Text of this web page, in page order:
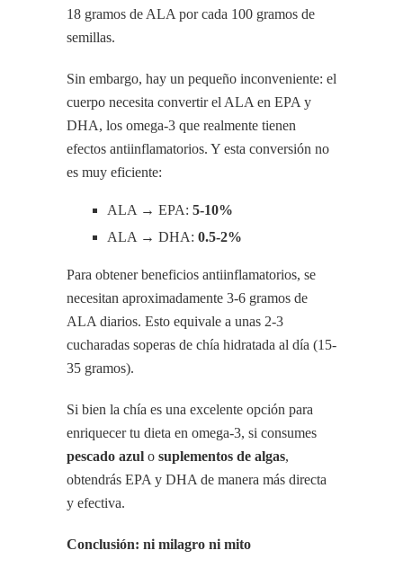
18 gramos de ALA por cada 100 gramos de
semillas.
Sin embargo, hay un pequeño inconveniente: el
cuerpo necesita convertir el ALA en EPA y
DHA, los omega-3 que realmente tienen
efectos antiinflamatorios. Y esta conversión no
es muy eficiente:
ALA → EPA: 5-10%
ALA → DHA: 0.5-2%
Para obtener beneficios antiinflamatorios, se
necesitan aproximadamente 3-6 gramos de
ALA diarios. Esto equivale a unas 2-3
cucharadas soperas de chía hidratada al día (15-
35 gramos).
Si bien la chía es una excelente opción para
enriquecer tu dieta en omega-3, si consumes
pescado azul o suplementos de algas,
obtendrás EPA y DHA de manera más directa
y efectiva.
Conclusión: ni milagro ni mito